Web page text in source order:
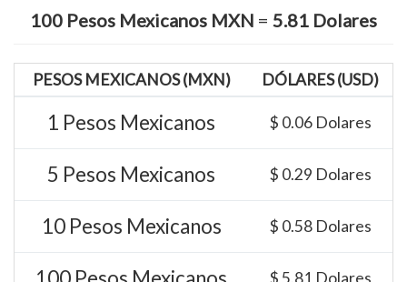
100 Pesos Mexicanos MXN = 5.81 Dolares
PESOS MEXICANOS (MXN) DÓLARES (USD)
1 Pesos Mexicanos $ 0.06 Dolares
5 Pesos Mexicanos $ 0.29 Dolares
10 Pesos Mexicanos $ 0.58 Dolares
$ 5.81 Dolares